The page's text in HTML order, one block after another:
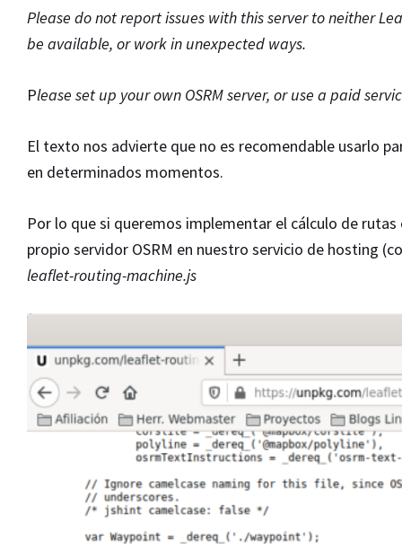
Please do not report issues with this server to neither
be available, or work in unexpected ways.
Please set up your own OSRM server, or use a paid
El texto nos advierte que no es recomendable usarlo
en determinados momentos.
Por lo que si queremos implementar el cálculo de
propio servidor OSRM en nuestro servicio de hosting
leaflet-routing-machine.js